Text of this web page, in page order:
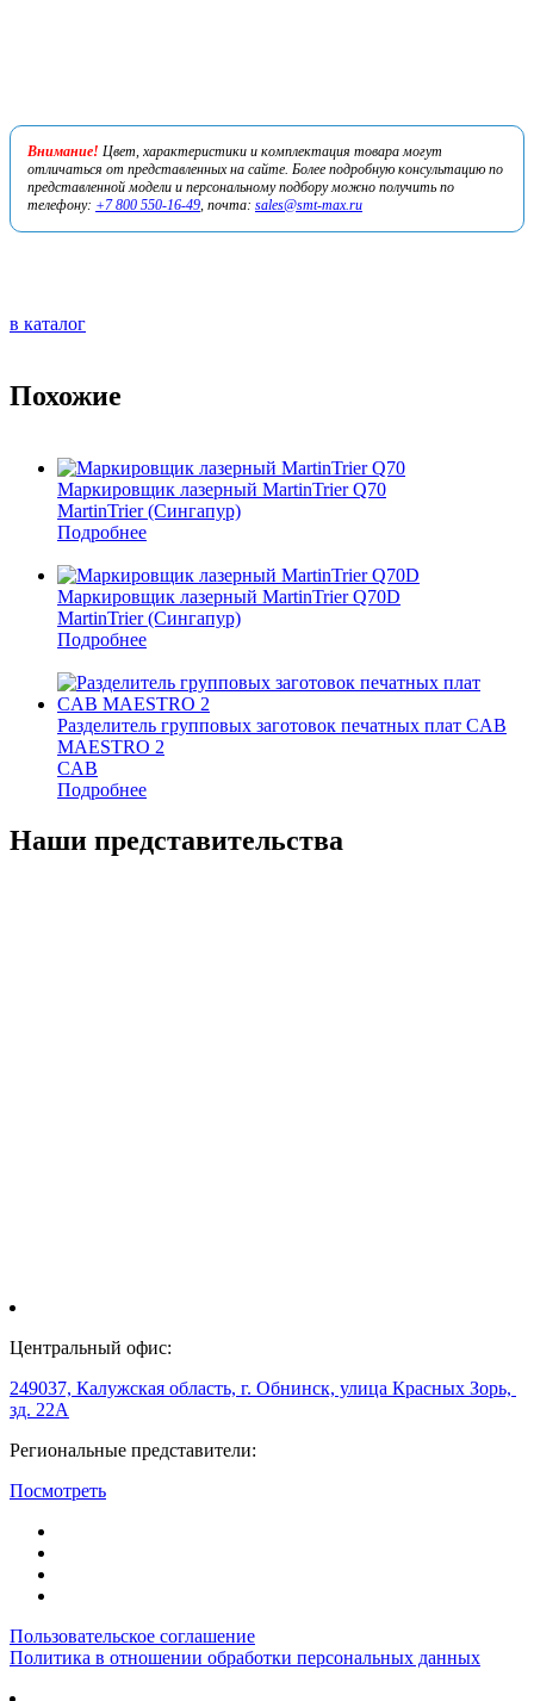
Внимание! Цвет, характеристики и комплектация товара могут
отличаться от представленных на сайте. Более подробную консультацию по
представленной модели и персональному подбору можно получить по
телефону: +7 800 550-16-49, почта: sales@smt-max.ru
в каталог
Похожие
Маркировщик лазерный MartinTrier Q70
MartinTrier (Сингапур)
Подробнее
Маркировщик лазерный MartinTrier Q70D
MartinTrier (Сингапур)
Подробнее
Разделитель групповых заготовок печатных плат CAB
MAESTRO 2
CAB
Подробнее
Наши представительства
Центральный офис:
249037, Калужская область, г. Обнинск, улица Красных Зорь,
зд. 22А
Региональные представители:
Посмотреть
Пользовательское соглашение
Политика в отношении обработки персональных данных